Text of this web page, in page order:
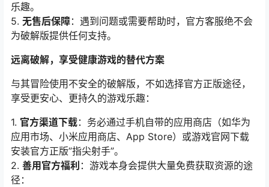
乐趣。
5. 无售后保障：遇到问题或需要帮助时，官方客服绝不会
为破解版提供任何支持。
远离破解，享受健康游戏的替代方案
与其冒险使用不安全的破解版，不如选择官方正版途径，
享受更安心、更持久的游戏乐趣：
1. 官方渠道下载：务必通过手机自带的应用商店（如华为
应用市场、小米应用商店、App Store）或游戏官网下载
安装官方正版”指尖射手”。
2. 善用官方福利 ：游戏本身会提供大量免费获取资源的途
径：